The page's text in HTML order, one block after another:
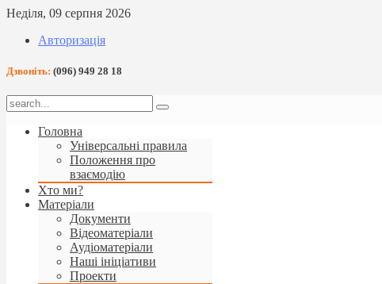
Неділя, 09 серпня 2026
Авторизація
Дзвоніть: (096) 949 28 18
Головна
Універсальні правила
Положення про
взаємодію
Хто ми?
Матеріали
Документи
Відеоматеріали
Аудіоматеріали
Наші ініціативи
Проекти